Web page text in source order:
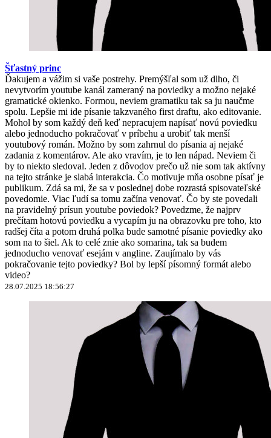
Šťastný princ
Ďakujem a vážim si vaše postrehy. Premýšľal som už dlho, či
nevytvorím youtube kanál zameraný na poviedky a možno nejaké
gramatické okienko. Formou, neviem gramatiku tak sa ju naučme
spolu. Lepšie mi ide písanie takzvaného first draftu, ako editovanie.
Mohol by som každý deň keď nepracujem napísať novú poviedku
alebo jednoducho pokračovať v príbehu a urobiť tak menší
youtubový román. Možno by som zahrnul do písania aj nejaké
zadania z komentárov. Ale ako vravím, je to len nápad. Neviem či
by to niekto sledoval. Jeden z dôvodov prečo už nie som tak aktívny
na tejto stránke je slabá interakcia. Čo motivuje mňa osobne písať je
publikum. Zdá sa mi, že sa v poslednej dobe rozrastá spisovateľské
povedomie. Viac ľudí sa tomu začína venovať. Čo by ste povedali
na pravidelný prísun youtube poviedok? Povedzme, že najprv
prečítam hotovú poviedku a vycapím ju na obrazovku pre toho, kto
radšej číta a potom druhá polka bude samotné písanie poviedky ako
som na to šiel. Ak to celé znie ako somarina, tak sa budem
jednoducho venovať esejám v angline. Zaujímalo by vás
pokračovanie tejto poviedky? Bol by lepší písomný formát alebo
video?
28.07.2025 18:56:27